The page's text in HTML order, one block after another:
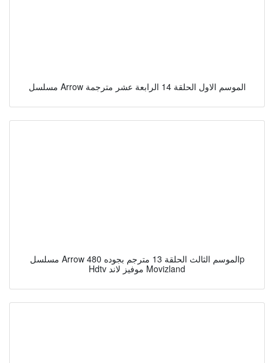
مسلسل Arrow الموسم الاول الحلقة 14 الرابعة عشر مترجمة
مسلسل Arrow الموسم الثالث الحلقة 13 مترجم بجوده 480p
Hdtv موفيز لاند Movizland